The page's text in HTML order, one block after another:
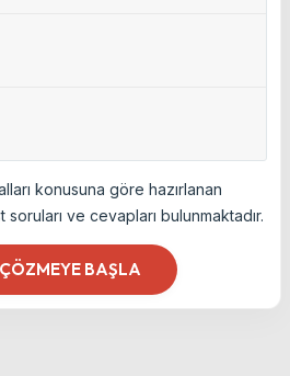
konusuna göre hazırlanan
ve cevapları bulunmaktadır.
BAŞLA